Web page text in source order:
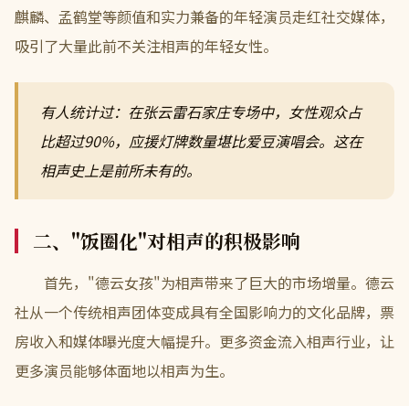
麒麟、孟鹤堂等颜值和实力兼备的年轻演员走红社交媒体，
吸引了大量此前不关注相声的年轻女性。
有人统计过：在张云雷石家庄专场中，女性观众占
比超过90%，应援灯牌数量堪比爱豆演唱会。这在
相声史上是前所未有的。
二、"饭圈化"对相声的积极影响
首先，"德云女孩"为相声带来了巨大的市场增量。德云
社从一个传统相声团体变成具有全国影响力的文化品牌，票
房收入和媒体曝光度大幅提升。更多资金流入相声行业，让
更多演员能够体面地以相声为生。